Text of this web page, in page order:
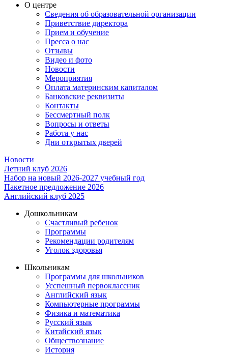
О центре
Сведения об образовательной организации
Приветствие директора
Прием и обучение
Пресса о нас
Отзывы
Видео и фото
Новости
Мероприятия
Оплата материнским капиталом
Банковские реквизиты
Контакты
Бессмертный полк
Вопросы и ответы
Работа у нас
Дни открытых дверей
Новости
Летний клуб 2026
Набор на новый 2026-2027 учебный год
Пакетное предложение 2026
Английский клуб 2025
Дошкольникам
Счастливый ребенок
Программы
Рекомендации родителям
Уголок здоровья
Школьникам
Программы для школьников
Усспешный первоклассник
Английский язык
Компьютерные программы
Физика и математика
Русский язык
Китайский язык
Обществознание
История